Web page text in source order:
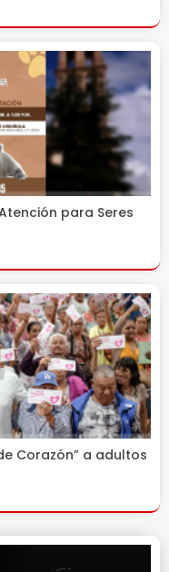
para Seres
Corazón” a adultos